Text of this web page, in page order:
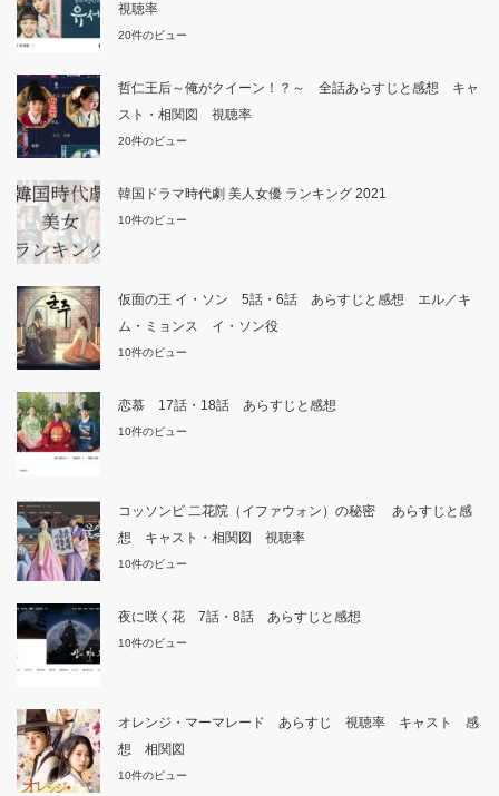
視聴率
20件のビュー
哲仁王后～俺がクイーン！？～ 全話あらすじと感想 キャ
スト・相関図 視聴率
20件のビュー
韓国ドラマ時代劇 美人女優 ランキング 2021
10件のビュー
仮面の王 イ・ソン 5話・6話 あらすじと感想 エル／キ
ム・ミョンス イ・ソン役
10件のビュー
恋慕 17話・18話 あらすじと感想
10件のビュー
コッソンビ 二花院（イファウォン）の秘密 あらすじと感
想 キャスト・相関図 視聴率
10件のビュー
夜に咲く花 7話・8話 あらすじと感想
10件のビュー
オレンジ・マーマレード あらすじ 視聴率 キャスト 感
想 相関図
10件のビュー